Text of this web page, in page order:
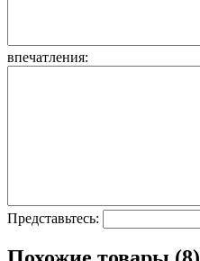
впечатления:
Представьтесь: